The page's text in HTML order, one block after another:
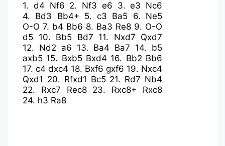
1. d4 Nf6 2. Nf3 e6 3.e3 Nc6
4. Bd3 Bb4+ 5.c3 Ba5 6. Ne5
O-O 7. b4 Bb6 8. Ba3 Re8 9. O-O
d5 10. Bb5 Bd7 11. Nxd7 Qxd7
12. Nd2 a6 13. Ba4 Ba7 14. b5
axb5 15. Bxb5 Bxd4 16. Bb2 Bb6
17. c4 dxc4 18. Bxf6 gxf6 19. Nxc4
Qxd1 20. Rfxd1 Bc5 21. Rd7 Nb4
22. Rxc7 Rec8 23. Rxc8+
Rxc8
24. h3 Ra8